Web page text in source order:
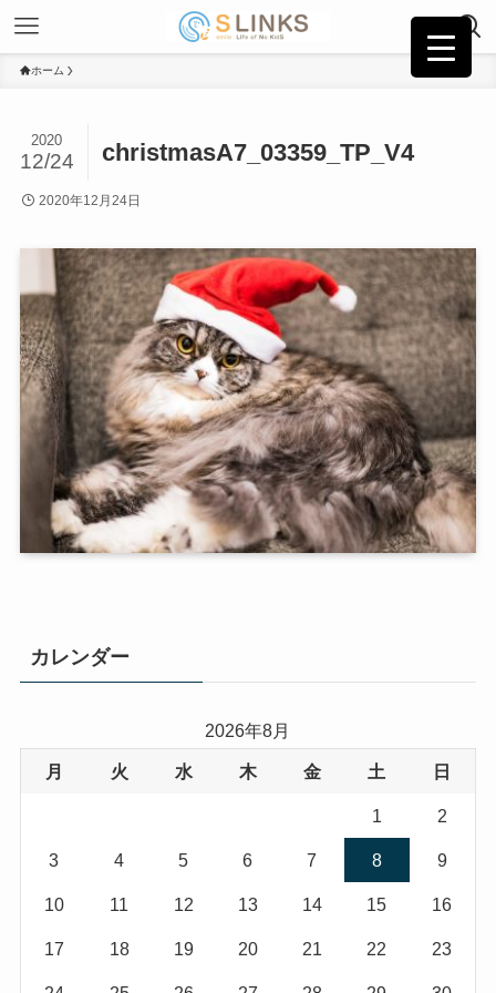
ホーム
christmasA7_03359_TP_V4
2020
12/24
2020年12月24日
カレンダー
2026年8月
月 火 水 木 金 土 日
1 2
3 4 5 6 7 8 9
10 11 12 13 14 15 16
17 18 19 20 21 22 23